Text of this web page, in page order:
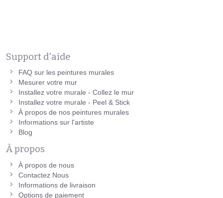
Support d'aide
FAQ sur les peintures murales
Mesurer votre mur
Installez votre murale - Collez le mur
Installez votre murale - Peel & Stick
À propos de nos peintures murales
Informations sur l'artiste
Blog
À propos
À propos de nous
Contactez Nous
Informations de livraison
Options de paiement